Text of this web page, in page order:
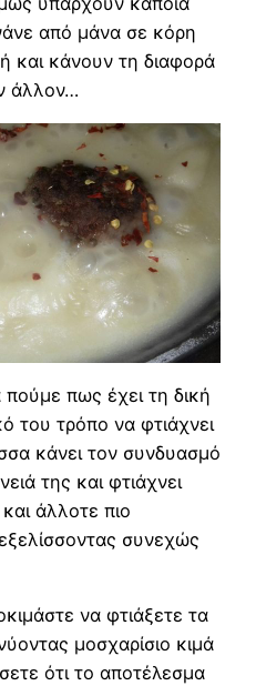
από μάνα σε κόρη
και κάνουν τη διαφορά
άλλον…
πως έχει τη δική
του τρόπο να φτιάχνει
κάνει τον συνδυασμό
της και φτιάχνει
άλλοτε πιο
συνεχώς
να φτιάξετε τα
μοσχαρίσιο κιμά
ότι το αποτέλεσμα